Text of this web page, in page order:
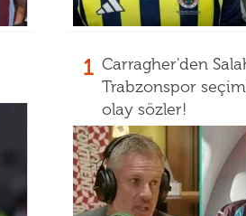
1 Carragher'den
Trabzonspor
olay sözler!